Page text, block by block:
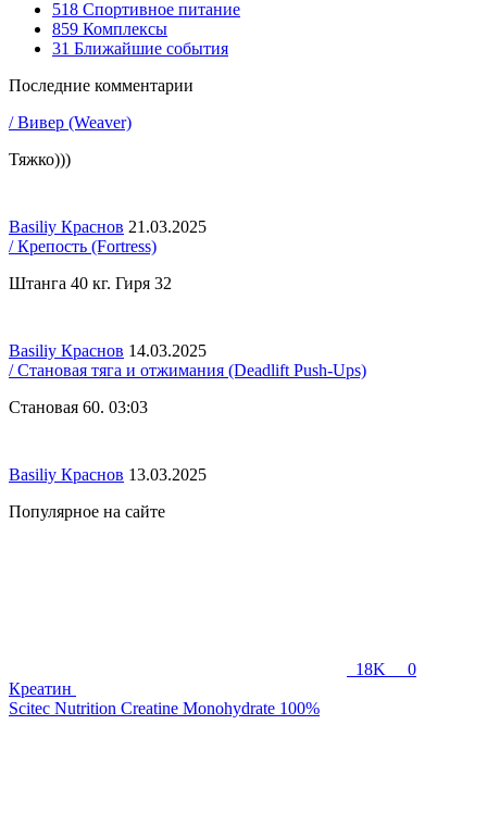
518 Спортивное питание
859 Комплексы
31 Ближайшие события
Последние комментарии
/ Вивер (Weaver)
Тяжко)))
Basiliy Краснов 21.03.2025
/ Крепость (Fortress)
Штанга 40 кг. Гиря 32
Basiliy Краснов 14.03.2025
/ Становая тяга и отжимания (Deadlift Push-Ups)
Становая 60. 03:03
Basiliy Краснов 13.03.2025
Популярное на сайте
18K
0
Креатин
Scitec Nutrition Creatine Monohydrate 100%